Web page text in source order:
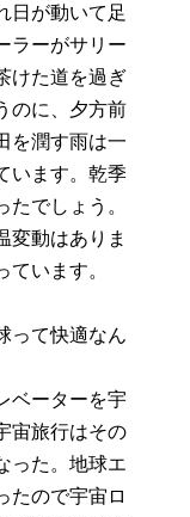
日が動いて足
ラーがサリー
けた道を過ぎ
のに、夕方前
を潤す雨は一
います。乾季
でしょう。
変動はありま
います。
って快適なん
ベーターを宇
宙旅行はその
った。地球エ
たので宇宙ロ